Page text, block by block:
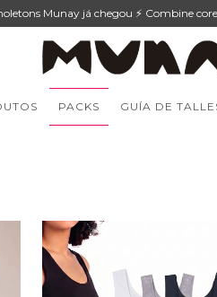
Munay já chegou ⚡ Combine
PACKS GUÍA DE